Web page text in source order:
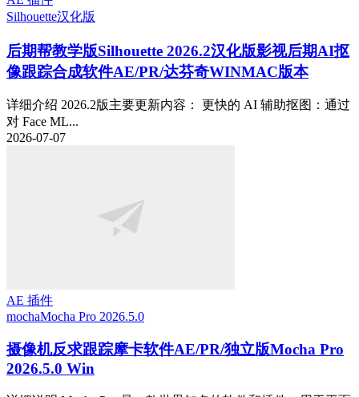
Silhouette汉化版
后期帮教学版Silhouette 2026.2汉化版影视后期AI抠
像跟踪合成软件AE/PR/达芬奇WINMAC版本
详细介绍 2026.2版主要更新内容： 更快的 AI 辅助抠图：通过
对 Face ML...
2026-07-07
AE 插件
mochaMocha Pro 2026.5.0
摄像机反求跟踪摩卡软件AE/PR/独立版Mocha Pro
2026.5.0 Win